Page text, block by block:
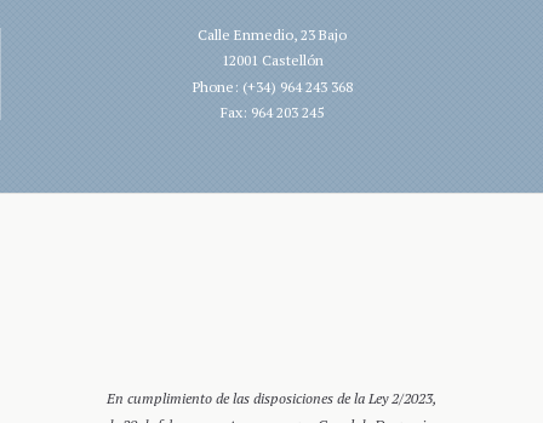
Calle Enmedio, 23 Bajo
12001 Castellón
Phone: (+34) 964 243 368
Fax: 964 203 245
En cumplimiento de las disposiciones de la Ley 2/2023,